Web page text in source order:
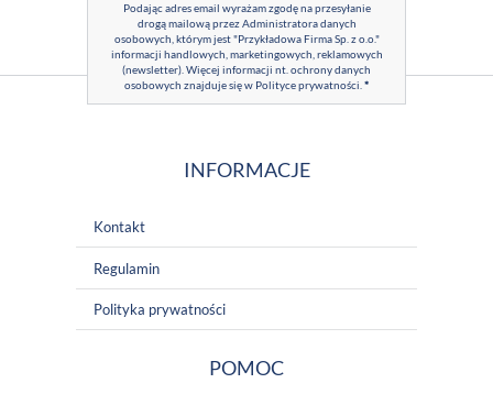
Podając adres email wyrażam zgodę na przesyłanie
drogą mailową przez Administratora danych
osobowych, którym jest "Przykładowa Firma Sp. z o.o."
informacji handlowych, marketingowych, reklamowych
(newsletter). Więcej informacji nt. ochrony danych
osobowych znajduje się w Polityce prywatności *
INFORMACJE
Kontakt
Regulamin
Polityka prywatności
POMOC